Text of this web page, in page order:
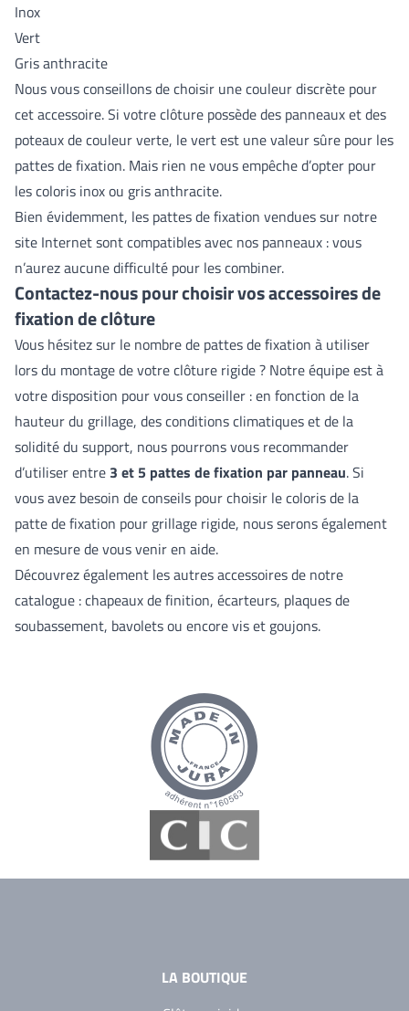
Inox
Vert
Gris anthracite
Nous vous conseillons de choisir une couleur discrète pour
cet accessoire. Si votre clôture possède des panneaux et des
poteaux de couleur verte, le vert est une valeur sûre pour les
pattes de fixation. Mais rien ne vous empêche d’opter pour
les coloris inox ou gris anthracite.
Bien évidemment, les pattes de fixation vendues sur notre
site Internet sont compatibles avec nos panneaux : vous
n’aurez aucune difficulté pour les combiner.
Contactez-nous pour choisir vos accessoires de
fixation de clôture
Vous hésitez sur le nombre de pattes de fixation à utiliser
lors du montage de votreclôture rigide? Notre équipe est à
votre disposition pour vous conseiller : en fonction de la
hauteur du grillage, des conditions climatiques et de la
solidité du support, nous pourrons vous recommander
d’utiliser entre 3 et 5 pattes de fixation par panneau. Si
vous avez besoin de conseils pour choisir le coloris de la
patte de fixation pour grillage rigide, nous serons également
en mesure de vous venir en aide.
Découvrez également les autres accessoires de notre
catalogue : chapeaux de finition, écarteurs, plaques de
soubassement, bavolets ou encore vis et goujons.
LA BOUTIQUE